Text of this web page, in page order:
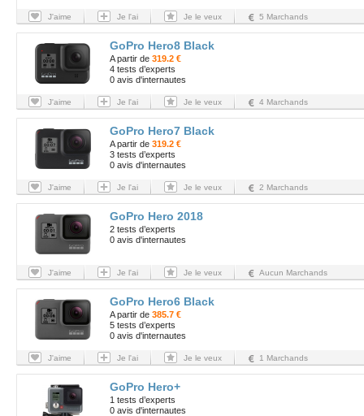
J'aime Je l'ai Je le veux 5 Marchands
GoPro Hero8 Black
A partir de 319.2 €
4 tests d’experts
0 avis d'internautes
J'aime Je l'ai Je le veux 4 Marchands
GoPro Hero7 Black
A partir de 319.2 €
3 tests d’experts
0 avis d'internautes
J'aime Je l'ai Je le veux 2 Marchands
GoPro Hero 2018
2 tests d’experts
0 avis d'internautes
J'aime Je l'ai Je le veux Aucun Marchands
GoPro Hero6 Black
A partir de 385.7 €
5 tests d’experts
0 avis d'internautes
J'aime Je l'ai Je le veux 1 Marchands
GoPro Hero+
1 tests d’experts
0 avis d'internautes